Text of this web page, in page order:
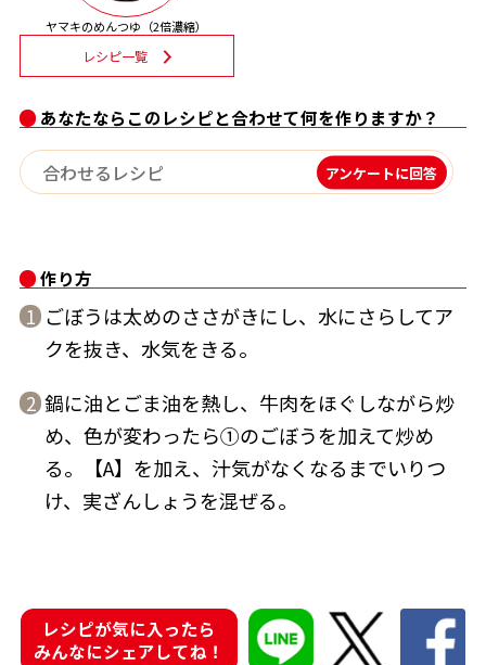
楽チン屋®
新鮮一番 『氷熟®』
だし巻き卵特集
かつおだしが決め手！簡単茶碗蒸し
ヤマキのめんつゆ（2倍濃縮）
レシピ一覧
あなたならこのレシピと合わせて何を作りますか？
アンケートに回答
作り方
1 ごぼうは太めのささがきにし、水にさらしてア
クを抜き、水気をきる。
2 鍋に油とごま油を熱し、牛肉をほぐしながら炒
め、色が変わったら①のごぼうを加えて炒め
る。【A】を加え、汁気がなくなるまでいりつ
け、実ざんしょうを混ぜる。
レシピが気に入ったら
みんなにシェアしてね！